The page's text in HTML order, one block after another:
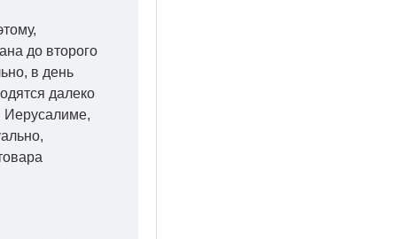
до второго
в день
далеко
Иерусалиме,